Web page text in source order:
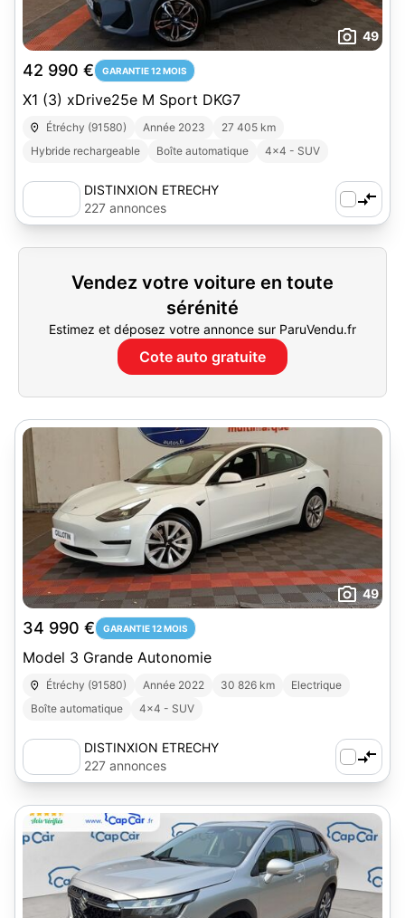
49
42 990 € GARANTIE 12 MOIS
X1 (3) xDrive25e M Sport DKG7
Étréchy (91580) Année 2023
27 405 km
Hybride rechargeable
Boîte automatique 4x4 - SUV
DISTINXION ETRECHY
227 annonces
Vendez votre voiture en toute
sérénité
Estimez et déposez votre annonce sur ParuVendu.fr
Cote auto gratuite
49
34 990 € GARANTIE 12 MOIS
Model 3 Grande Autonomie
Étréchy (91580) Année 2022 30 826 km
Electrique
Boîte automatique
4x4 - SUV
DISTINXION ETRECHY
227 annonces